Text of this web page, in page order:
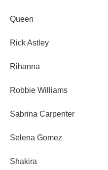
Queen
Rick Astley
Rihanna
Robbie Williams
Sabrina Carpenter
Selena Gomez
Shakira